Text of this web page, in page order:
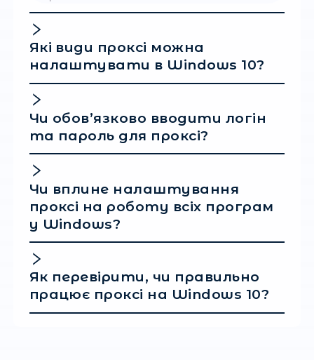
сервера. Важливо розуміти, що зміна
в тому випадку, якщо користувач точно
що робить і навіщо.
ВисновкиУ цій статті ми надали оглядові
те, як відбувається
в системі власними силами користувача. На
цієї інформації ви можете спробувати
мінімальні зусилля для здійснення
Якщо ви стикаєтеся з необхідністю більш
налаштувань не рекомендується. У цьому
найкращим рішенням буде звернутися до
який добре обізнаний, як саме грамотно і
підняти проксі
Популярні